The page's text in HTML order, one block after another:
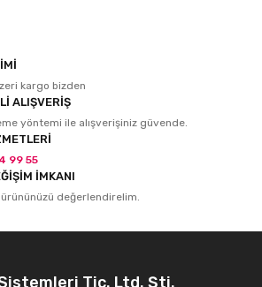
kargo bizden
ALIŞVERİŞ
yöntemi ile alışverişiniz güvende.
99 55
İMKANI
değerlendirelim.
Sistemleri Tic. Ltd. Şti.